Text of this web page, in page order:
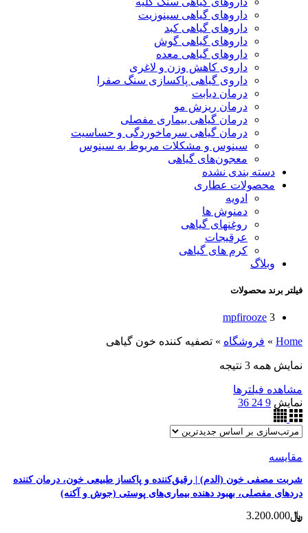
داروهای گیاهی سینوزیت
داروهای گیاهی کبد
داروهای گیاهی گوش
داروهای گیاهی معده
داروی کاهش وزن و لاغری
داروی گیاهی پاکسازی سنگ صفرا
درمان دیابت
درمان ریزش مو
درمان گیاهی بیماری مفصلی
درمان گیاهی سرماخوردگی و حساسیت
سینوس و مشکلات مربوط به سینوس
معجون‌های گیاهی
دسته بندی نشده
محصولات عطاری
ادویه
دمنوش ها
روغنهای گیاهی
عرقیجات
کرم های گیاهی
وبلاگ
فیلتر برند محصولات
mpfirooze 3
Home
» فروشگاه » تصفیه کننده خون گیاهی
نمایش همه 3 نتیجه
مشاهده فیلترها
نمایش 9
24
36
مقایسه
شربت مصفی خون (الدم) | رقیق‌کننده و پاکساز طبیعی خون، درمان کننده
دردهای مفصلی، بهبود دهنده بیماری‌های پوستی (جوش و آکنه)
﷼3.200.000